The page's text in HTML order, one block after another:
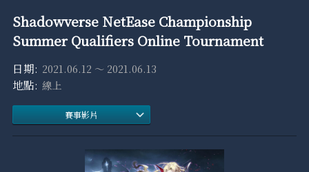
Shadowverse NetEase Championship
Summer Qualifiers Online Tournament
2021.06.12 ～ 2021.06.13
線上
賽事影片